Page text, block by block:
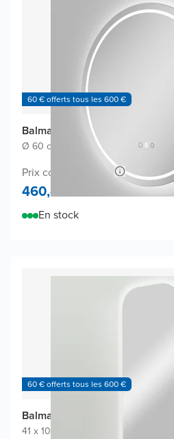
60 € offerts tous les 600 €
Balmani Ghost Touch miroir
Ø 60 cm Miroir sans cadre Rond
Prix conseillé 900,-
460,-
En stock
60 € offerts tous les 600 €
Balmani Giro Arcato miroir
41 x 108 cm